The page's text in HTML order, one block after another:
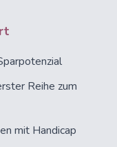
Reihe zum
mit Handicap